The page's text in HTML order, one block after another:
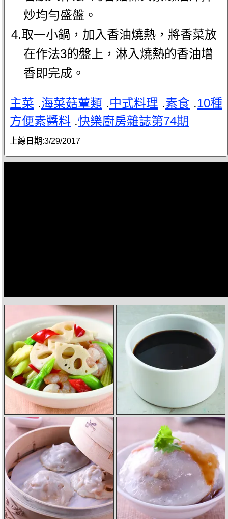
炒均勻盛盤。
4.取一小鍋，加入香油燒熱，將香菜放
在作法3的盤上，淋入燒熱的香油增
香即完成。
主菜 .海菜菇蕈類 .中式料理 .素食 .10種
方便素醬料 .快樂廚房雜誌第74期
上線日期:3/29/2017